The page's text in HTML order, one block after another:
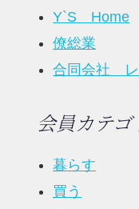
Y`S Home
僚総業
合同会社 レ
会員カテゴ
暮らす
買う